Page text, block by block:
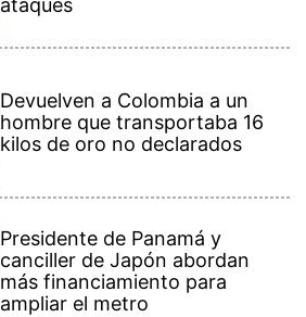
ataques
Devuelven a Colombia a un
hombre que transportaba 16
kilos de oro no declarados
Presidente de Panamá y
canciller de Japón abordan
más financiamiento para
ampliar el metro